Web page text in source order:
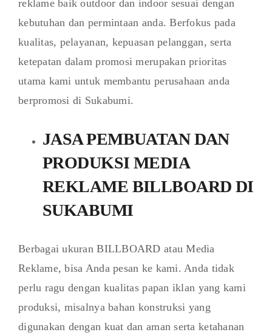
reklame baik outdoor dan indoor sesuai dengan
kebutuhan dan permintaan anda. Berfokus pada
kualitas, pelayanan, kepuasan pelanggan, serta
ketepatan dalam promosi merupakan prioritas
utama kami untuk membantu perusahaan anda
berpromosi di Sukabumi.
JASA PEMBUATAN DAN
PRODUKSI MEDIA
REKLAME BILLBOARD DI
SUKABUMI
Berbagai ukuran BILLBOARD atau Media
Reklame, bisa Anda pesan ke kami. Anda tidak
perlu ragu dengan kualitas papan iklan yang kami
produksi, misalnya bahan konstruksi yang
digunakan dengan kuat dan aman serta ketahanan